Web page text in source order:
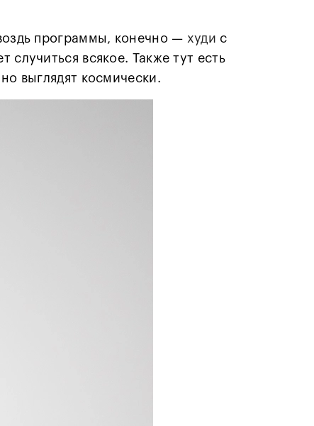
программы, конечно — худи с
всякое. Также тут есть
выглядят космически.